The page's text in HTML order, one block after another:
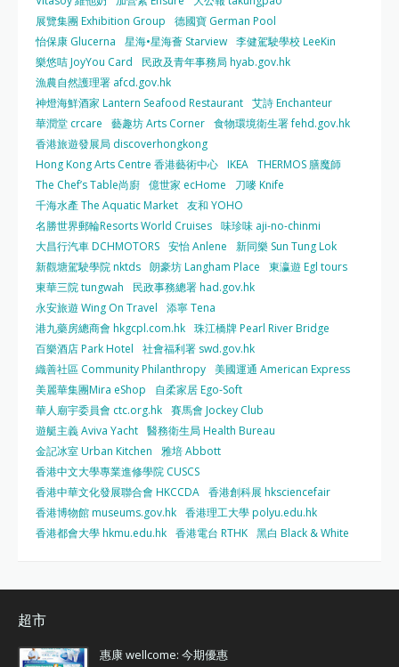
展覽集團 Exhibition Group
德國寶 German Pool
怡保康 Glucerna
星海•星海薈 Starview 李健駕駛學校 LeeKin
樂悠咭 JoyYou Card
民政及青年事務局 hyab.gov.hk
漁農自然護理署 afcd.gov.hk
神燈海鮮酒家 Lantern Seafood Restaurant 艾詩 Enchanteur
華潤堂 crcare
藝趣坊 Arts Corner 食物環境衛生署 fehd.gov.hk
香港旅遊發展局 discoverhongkong
Hong Kong Arts Centre 香港藝術中心 IKEA THERMOS 膳魔師
The Chef’s Table尚廚 億世家 ecHome
刀嘜 Knife
千海水產 The Aquatic Market 友和 YOHO
名勝世界郵輪Resorts World Cruises 味珍味 aji-no-chinmi
大昌行汽車 DCHMOTORS 安怡 Anlene
新同樂 Sun Tung Lok
新觀塘駕駛學院 nktds 朗豪坊 Langham Place
東瀛遊 Egl tours
東華三院 tungwah
民政事務總署 had.gov.hk
永安旅遊 Wing On Travel
添寧 Tena
港九藥房總商會 hkgcpl.com.hk 珠江橋牌 Pearl River Bridge
百樂酒店 Park Hotel
社會福利署 swd.gov.hk
織善社區 Community Philanthropy 美國運通 American Express
美麗華集團Mira eShop
自柔家居 Ego-Soft
華人廟宇委員會 ctc.org.hk 賽馬會 Jockey Club
遊艇主義 Aviva Yacht 醫務衛生局 Health Bureau
金記冰室 Urban Kitchen
雅培 Abbott
香港中文大學專業進修學院 CUSCS
香港中華文化發展聯合會 HKCCDA 香港創科展 hksciencefair
香港博物館 museums.gov.hk 香港理工大學 polyu.edu.hk
香港都會大學 hkmu.edu.hk 香港電台 RTHK 黑白 Black & White
超市
惠康 wellcome: 今期優惠